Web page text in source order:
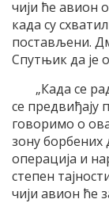
чији ће авион
када су
постављени.
Спутњик да је
„Када се
се предвиђају
говоримо о
зону борбених
операција и
степен
чији авион ће